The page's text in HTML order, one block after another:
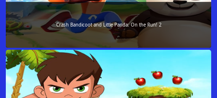
Crash Bandicoot and Little Panda: On the Run! 2